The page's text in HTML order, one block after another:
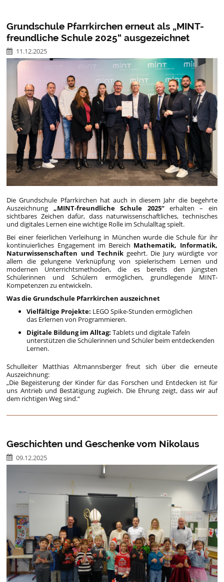
Grundschule Pfarrkirchen erneut als „MINT-
freundliche Schule 2025“ ausgezeichnet
11.12.2025
Die Grundschule Pfarrkirchen hat auch in diesem Jahr die begehrte
Auszeichnung „MINT-freundliche Schule 2025“erhalten – ein
sichtbares Zeichen dafür, dass naturwissenschaftliches, technisches
und digitales Lernen eine wichtige Rolle im Schulalltag spielt.
Bei einer feierlichen Verleihung in München wurde die Schule für ihr
kontinuierliches Engagement im Bereich Mathematik, Informatik,
Naturwissenschaften und Technikgeehrt. Die Jury würdigte vor
allem die gelungene Verknüpfung von spielerischem Lernen und
modernen Unterrichtsmethoden, die es bereits den jüngsten
Schülerinnen und Schülern ermöglichen, grundlegende MINT-
Kompetenzen zu entwickeln.
Was die Grundschule Pfarrkirchen auszeichnet
Vielfältige Projekte: LEGO Spike-Stunden ermöglichen
das Erlernen von Programmieren.
Digitale Bildung im Alltag: Tablets und digitale Tafeln
unterstützen die Schülerinnen und Schüler beim entdeckenden
Lernen.
Schulleiter Matthias Altmannsberger freut sich über die erneute
Auszeichnung:
„Die Begeisterung der Kinder für das Forschen und Entdecken ist für
uns Antrieb und Bestätigung zugleich. Die Ehrung zeigt, dass wir auf
dem richtigen Weg sind.“
Geschichten und Geschenke vom Nikolaus
09.12.2025